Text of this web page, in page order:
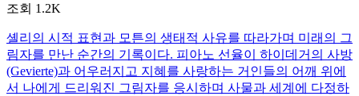
조회 1.2K
셸리의 시적 표현과 모튼의 생태적 사유를 따라가며 미래의 그
림자를 만난 순간의 기록이다. 피아노 선율이 하이데거의 사방
(Gevierte)과 어우러지고 지혜를 사랑하는 거인들의 어깨 위에
서 나에게 드리워진 그림자를 응시하며 사물과 세계에 다정하